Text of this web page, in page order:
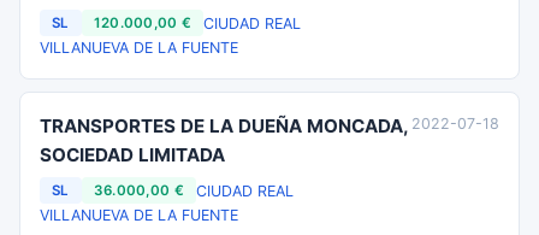
SL 120.000,00 €
CIUDAD REAL
VILLANUEVA DE LA FUENTE
TRANSPORTES DE LA DUEÑA MONCADA,
SOCIEDAD LIMITADA
SL 36.000,00 €
CIUDAD REAL
VILLANUEVA DE LA FUENTE
2022-07-18